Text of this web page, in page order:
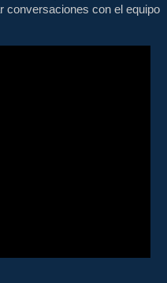
conversaciones con el equipo